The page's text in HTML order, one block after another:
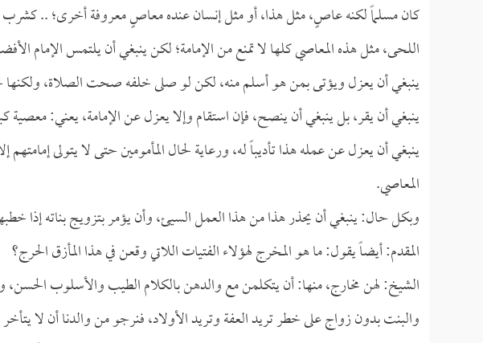
كان مسلماً لكنه عاصٍ، مثل هذا، أو مثل إنسان عنده معاصٍ معروفة أخرى؛ .. كشرب
اللحى، مثل هذه المعاصي كلها لا تمنع من الإمامة؛ لكن ينبغي أن يلتمس الإمام
ينبغي أن يعزل ويؤتى بمن هو أسلم منه، لكن لو صلى خلفه صحت الصلاة،
ينبغي أن يقر، بل ينبغي أن ينصح، فإن استقام وإلا يعزل عن الإمامة، يعني: معصية
ينبغي أن يعزل عن عمله هذا تأديباً له، ورعاية لحال المأمومين حتى لا يتولى
المعاصي.
وبكل حال: ينبغي أن يحذر هذا من هذا العمل السيئ، وأن يؤمر بتزويج بناته إذا
المقدم: أيضاً يقول: ما هو المخرج لهؤلاء الفتيات اللاتي وقعن في هذا المأزق الحرج؟
الشيخ: لهن مخارج، منها: أن يتكلمن مع والدهن بالكلام الطيب والأسلوب الحسن،
والبنت بدون زواج على خطر تريد العفة وتريد الأولاد، فنرجو من والدنا أن لا